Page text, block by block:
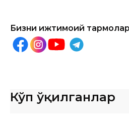
Бизни ижтимоий
Кўп ўқилганлар